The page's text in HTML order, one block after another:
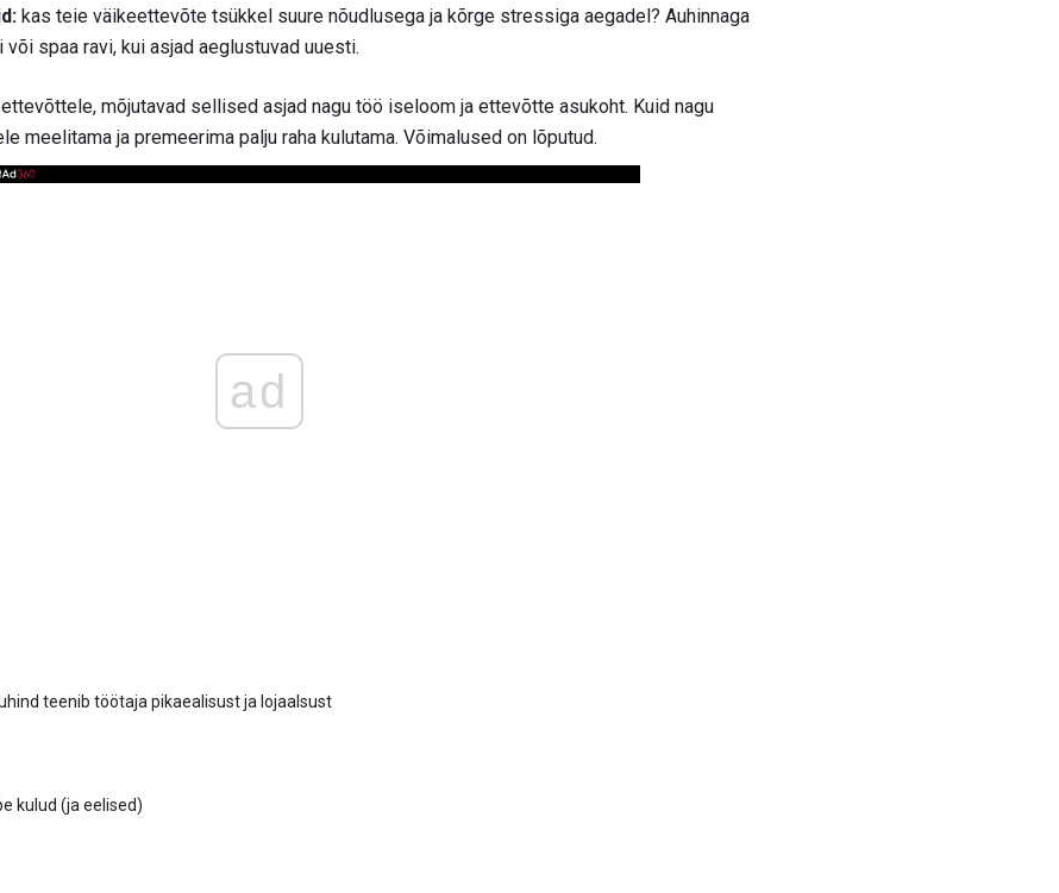
kas teie väikeettevõte tsükkel suure nõudlusega ja kõrge stressiga aegadel? Auhinnaga
spaa ravi, kui asjad aeglustuvad uuesti.
mõjutavad sellised asjad nagu töö iseloom ja ettevõtte asukoht. Kuid nagu
meelitama ja premeerima palju raha kulutama. Võimalused on lõputud.
ad
teenib töötaja pikaealisust ja lojaalsust
kulud (ja eelised)